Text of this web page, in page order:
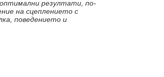
резултати, по-
на сцеплението с
поведението и